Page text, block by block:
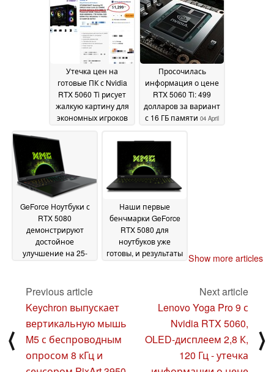
April 2025
2025
Утечка цен на
готовые ПК с Nvidia
RTX 5060 Ti рисует
жалкую картину для
экономных игроков
Просочилась
информация о цене
RTX 5060 Ti: 499
долларов за вариант
с 16 ГБ памяти 04 April
GeForce Ноутбуки с
RTX 5080
демонстрируют
достойное
улучшение на 25-
4080 при чистой
2025
Наши первые
бенчмарки GeForce
RTX 5080 для
ноутбуков уже
готовы, и результаты Show more articles
⟨
Previous article
Keychron выпускает
вертикальную мышь
M5 с беспроводным
опросом 8 кГц и
Next article
Lenovo Yoga Pro 9 с
Nvidia RTX 5060,
OLED-дисплеем 2,8 К,
120 Гц - утечка
⟩